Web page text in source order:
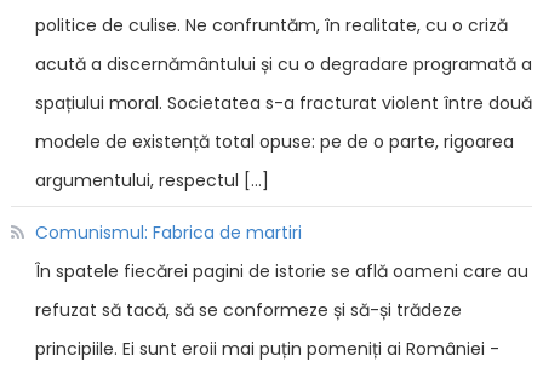
politice de culise. Ne confruntăm, în realitate, cu o criză
acută a discernământului și cu o degradare programată a
spațiului moral. Societatea s-a fracturat violent între două
modele de existență total opuse: pe de o parte, rigoarea
argumentului, respectul […]
Comunismul: Fabrica de martiri
În spatele fiecărei pagini de istorie se află oameni care au
refuzat să tacă, să se conformeze și să-și trădeze
principiile. Ei sunt eroii mai puțin pomeniți ai României -